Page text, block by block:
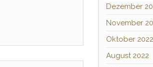
Dezember
November
Oktober 2022
August 2022